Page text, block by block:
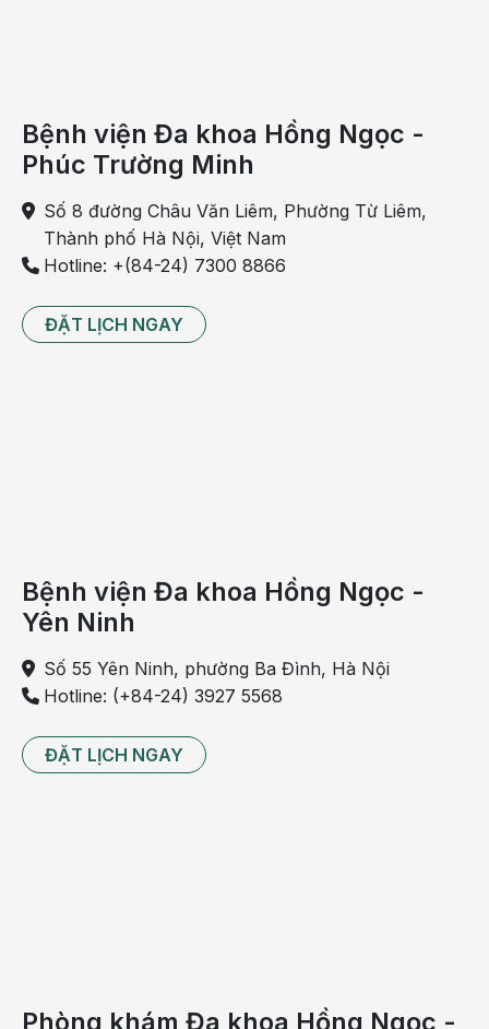
Bệnh viện Đa khoa Hồng Ngọc -
Phúc Trường Minh
Số 8 đường Châu Văn Liêm, Phường Từ Liêm,
Thành phố Hà Nội, Việt Nam
Hotline: +(84-24) 7300 8866
ĐẶT LỊCH NGAY
Bệnh viện Đa khoa Hồng Ngọc -
Yên Ninh
Số 55 Yên Ninh, phường Ba Đình, Hà Nội
Hotline: (+84-24) 3927 5568
ĐẶT LỊCH NGAY
Phòng khám Đa khoa Hồng Ngọc -